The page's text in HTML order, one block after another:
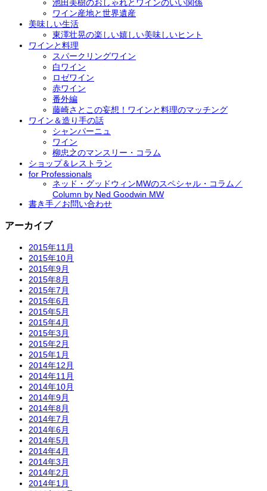
池田美樹のおしゃれとワインのいい関係
ワイン産地と世界遺産
美味しい生活
東澤壮晃の楽しい嬉しい美味しいヒント
ワインと料理
スパークリングワイン
白ワイン
ロゼワイン
赤ワイン
番外編
藤崎さとこの妄想！ワインと料理のマッチング
ワイン＆造り手の話
シャンパーニュ
ワイン
柳忠之のマンスリー・コラム
ショップ＆レストラン
for Professionals
ネッド・グッドウィンMWのスペシャル・コラム／
Column by Ned Goodwin MW
書き手／お問い合わせ
アーカイブ
2015年11月
2015年10月
2015年9月
2015年8月
2015年7月
2015年6月
2015年5月
2015年4月
2015年3月
2015年2月
2015年1月
2014年12月
2014年11月
2014年10月
2014年9月
2014年8月
2014年7月
2014年6月
2014年5月
2014年4月
2014年3月
2014年2月
2014年1月